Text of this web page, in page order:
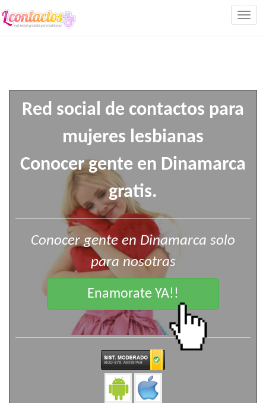
Red social de contactos para
mujeres lesbianas
Conocer gente en Dinamarca
gratis.
Conocer gente en Dinamarca solo
para nosotras
Enamorate YA!!